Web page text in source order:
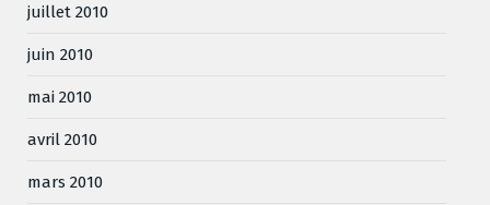
juillet 2010
juin 2010
mai 2010
avril 2010
mars 2010